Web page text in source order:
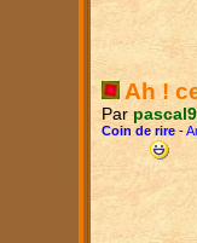
Ah !
Par
Coin de rire-